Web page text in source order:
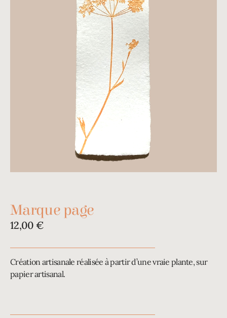
Marque page
12,00 €
Création artisanale réalisée à partir d’une vraie plante, sur
papier artisanal.